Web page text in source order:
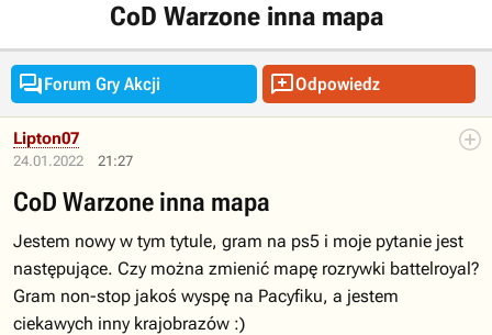
CoD Warzone inna mapa
Forum Gry Akcji Odpowiedz
24.01.2022 21:27
Lipton07
CoD Warzone inna mapa
Jestem nowy w tym tytule, gram na ps5 i moje pytanie jest
następujące. Czy można zmienić mapę rozrywki battelroyal?
Gram non-stop jakoś wyspę na Pacyfiku, a jestem
ciekawych inny krajobrazów :)